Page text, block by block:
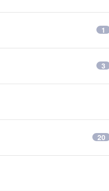
1
3
20